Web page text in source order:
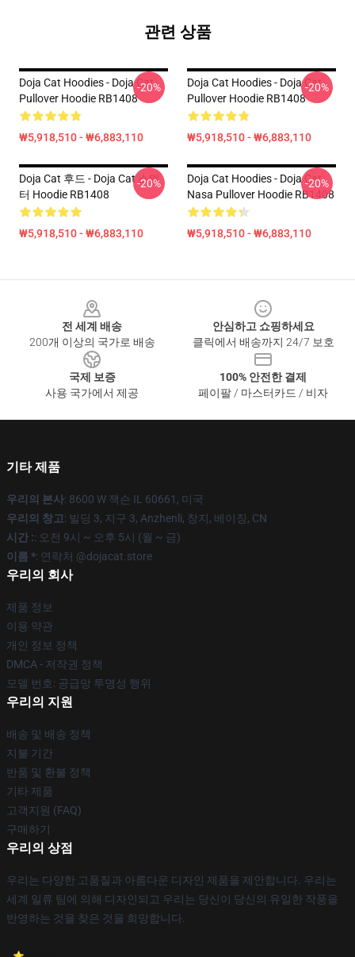
관련 상품
Doja Cat Hoodies - Doja Cat
Pullover Hoodie RB1408
₩5,918,510 - ₩6,883,110
-20%
Doja Cat Hoodies - Doja Cat
Pullover Hoodie RB1408
₩5,918,510 - ₩6,883,110
-20%
Doja Cat 후드 - Doja Cat 스웨
터 Hoodie RB1408
₩5,918,510 - ₩6,883,110
-20%
Doja Cat Hoodies - Doja Cat
Nasa Pullover Hoodie RB1408
₩5,918,510 - ₩6,883,110
-20%
전 세계 배송
200개 이상의 국가로 배송
안심하고 쇼핑하세요
클릭에서 배송까지 24/7 보호
국제 보증
사용 국가에서 제공
100% 안전한 결제
페이팔 / 마스터카드 / 비자
기타 제품
우리의 본사: 8600 W 잭슨 IL 60661, 미국
우리의 창고: 빌딩 3, 지구 3, Anzhenli, 창지, 베이징, CN
시간 :: 오전 9시 ~ 오후 5시 (월 ~ 금)
이름 *: 연락처 @dojacat.store
우리의 회사
제품 정보
이용 약관
개인 정보 정책
DMCA - 저작권 정책
모델 번호: 공급망 투명성 행위
우리의 지원
배송 및 배송 정책
지불 기간
반품 및 환불 정책
기타 제품
고객지원 (FAQ)
구매하기
우리의 상점
우리는 다양한 고품질과 아름다운 디자인 제품을 제안합니다. 우리는
세계 일류 팀에 의해 디자인되고 우리는 당신이 당신의 유일한 작풍을
반영하는 것을 찾은 것을 희망합니다.